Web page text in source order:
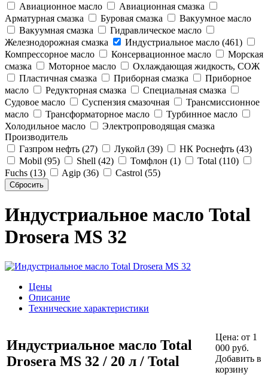
Авиационное масло
Авиационная смазка
Арматурная смазка
Буровая смазка
Вакуумное масло
Вакуумная смазка
Гидравлическое масло
Железнодорожная смазка
Индустриальное масло (461)
Компрессорное масло
Консервационное масло
Морская
смазка
Моторное масло
Охлаждающая жидкость, СОЖ
Пластичная смазка
Приборная смазка
Приборное
масло
Редукторная смазка
Специальная смазка
Судовое масло
Суспензия смазочная
Трансмиссионное
масло
Трансформаторное масло
Турбинное масло
Холодильное масло
Электропроводящая смазка
Производитель
Газпром нефть (27)
Лукойл (39)
НК Роснефть (43)
Mobil (95)
Shell (42) Томфлон (1)
Total (110)
Fuchs (13)
Agip (36) Castrol (55)
Индустриальное масло Total
Drosera MS 32
Цены
Описание
Технические характеристики
Индустриальное масло Total
Drosera MS 32 / 20 л / Total
Цена: от 1
000 руб.
Добавить в
корзину